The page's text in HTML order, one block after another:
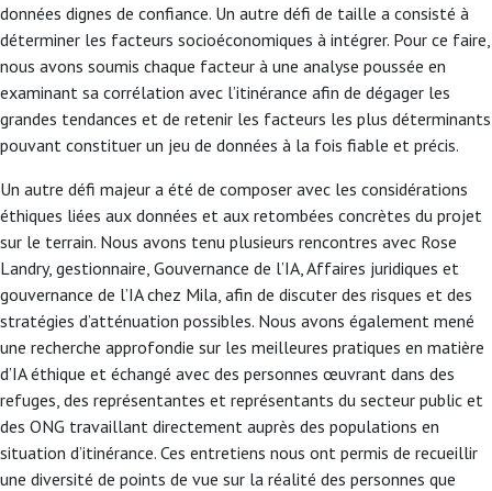
données dignes de confiance. Un autre défi de taille a consisté à
déterminer les facteurs socioéconomiques à intégrer. Pour ce faire,
nous avons soumis chaque facteur à une analyse poussée en
examinant sa corrélation avec l’itinérance afin de dégager les
grandes tendances et de retenir les facteurs les plus déterminants
pouvant constituer un jeu de données à la fois fiable et précis.
Un autre défi majeur a été de composer avec les considérations
éthiques liées aux données et aux retombées concrètes du projet
sur le terrain. Nous avons tenu plusieurs rencontres avec Rose
Landry, gestionnaire, Gouvernance de l’IA, Affaires juridiques et
gouvernance de l’IA chez Mila, afin de discuter des risques et des
stratégies d’atténuation possibles. Nous avons également mené
une recherche approfondie sur les meilleures pratiques en matière
d’IA éthique et échangé avec des personnes œuvrant dans des
refuges, des représentantes et représentants du secteur public et
des ONG travaillant directement auprès des populations en
situation d’itinérance. Ces entretiens nous ont permis de recueillir
une diversité de points de vue sur la réalité des personnes que